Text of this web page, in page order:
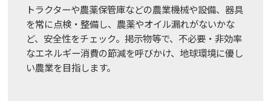
トラクターや農薬保管庫などの農業機械や設備、器具
を常に点検・整備し、農薬やオイル漏れがないかな
ど、安全性をチェック。掲示物等で、不必要・非効率
なエネルギー消費の節減を呼びかけ、地球環境に優し
い農業を目指します。